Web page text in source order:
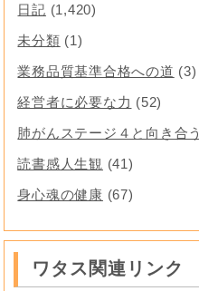
日記 (1,420)
未分類 (1)
業務品質基準合格への道 (3)
経営者に必要な力 (52)
肺がんステージ４と向き合う
読書感人生観 (41)
身心魂の健康 (67)
ワタス関連リンク